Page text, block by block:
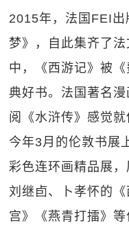
2015年，法国FEI
梦》，自此集齐了
中，《西游记》被
典好书。法国著名
阅《水浒传》感觉就
今年3月的伦敦书展
彩色连环画精品展，
刘继卣、卜孝怀的
宫》《燕青打擂》